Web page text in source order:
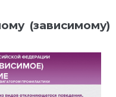
(зависимому)